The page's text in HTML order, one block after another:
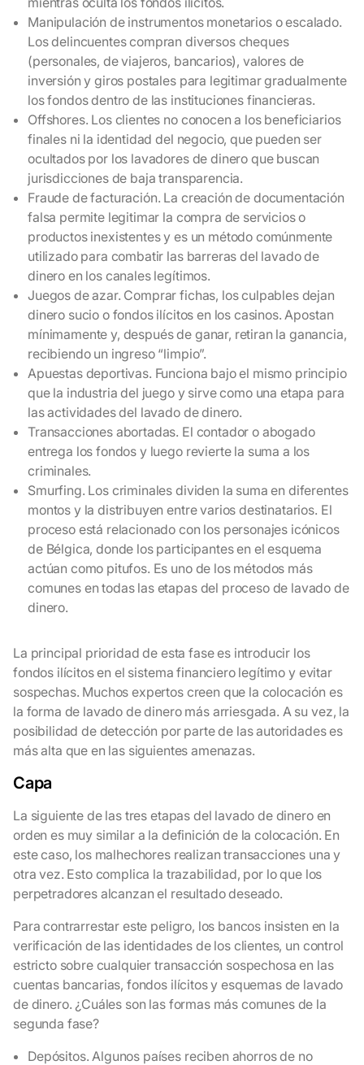
Manipulación de instrumentos monetarios o escalado.
Los delincuentes compran diversos cheques
(personales, de viajeros, bancarios), valores de
inversión y giros postales para legitimar gradualmente
los fondos dentro de las instituciones financieras.
Offshores. Los clientes no conocen a los beneficiarios
finales ni la identidad del negocio, que pueden ser
ocultados por los lavadores de dinero que buscan
jurisdicciones de baja transparencia.
Fraude de facturación. La creación de documentación
falsa permite legitimar la compra de servicios o
productos inexistentes y es un método comúnmente
utilizado para combatir las barreras del lavado de
dinero en los canales legítimos.
Juegos de azar. Comprar fichas, los culpables dejan
dinero sucio o fondos ilícitos en los casinos. Apostan
mínimamente y, después de ganar, retiran la ganancia,
recibiendo un ingreso “limpio”.
Apuestas deportivas. Funciona bajo el mismo principio
que la industria del juego y sirve como una etapa para
las actividades del lavado de dinero.
Transacciones abortadas. El contador o abogado
entrega los fondos y luego revierte la suma a los
criminales.
Smurfing. Los criminales dividen la suma en diferentes
montos y la distribuyen entre varios destinatarios. El
proceso está relacionado con los personajes icónicos
de Bélgica, donde los participantes en el esquema
actúan como pitufos. Es uno de los métodos más
comunes en todas las etapas del proceso de lavado de
dinero.
La principal prioridad de esta fase es introducir los
fondos ilícitos en el sistema financiero legítimo y evitar
sospechas. Muchos expertos creen que la colocación es
la forma de lavado de dinero más arriesgada. A su vez, la
posibilidad de detección por parte de las autoridades es
más alta que en las siguientes amenazas.
Capa
La siguiente de las tres etapas del lavado de dinero en
orden es muy similar a la definición de la colocación. En
este caso, los malhechores realizan transacciones una y
otra vez. Esto complica la trazabilidad, por lo que los
perpetradores alcanzan el resultado deseado.
Para contrarrestar este peligro, los bancos insisten en la
verificación de las identidades de los clientes, un control
estricto sobre cualquier transacción sospechosa en las
cuentas bancarias, fondos ilícitos y esquemas de lavado
de dinero. ¿Cuáles son las formas más comunes de la
segunda fase?
Depósitos. Algunos países reciben ahorros de no